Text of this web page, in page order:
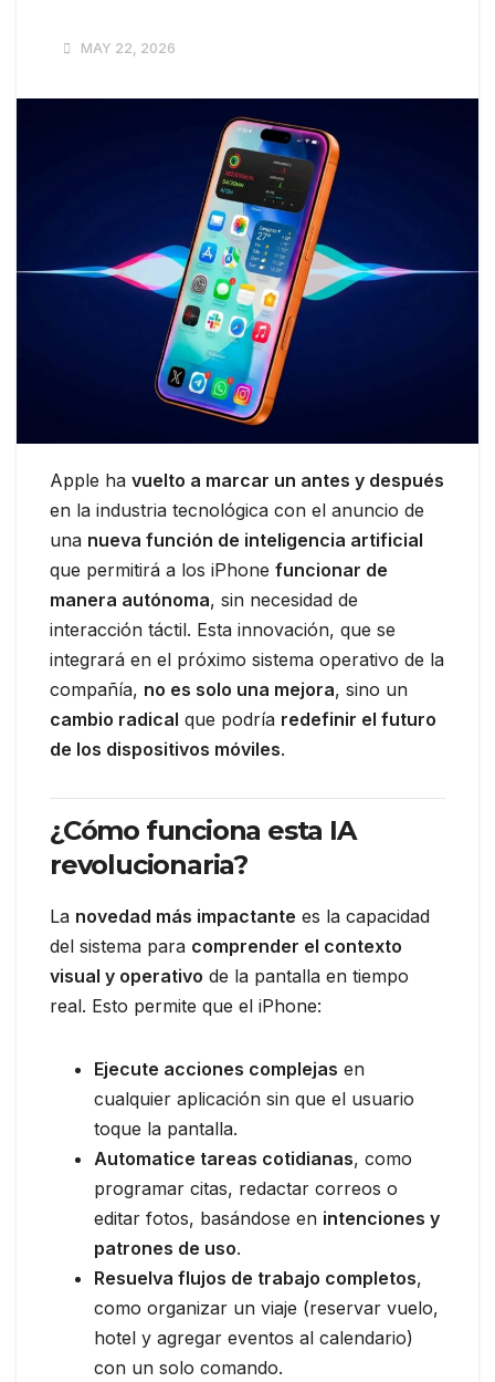
MAY 22, 2026
Apple ha vuelto a marcar un antes y después
en la industria tecnológica con el anuncio de
una nueva función de inteligencia artificial
que permitirá a los iPhone funcionar de
manera autónoma, sin necesidad de
interacción táctil. Esta innovación, que se
integrará en el próximo sistema operativo de la
compañía, no es solo una mejora, sino un
cambio radical que podría redefinir el futuro
de los dispositivos móviles.
¿Cómo funciona esta IA
revolucionaria?
La novedad más impactante es la capacidad
del sistema para comprender el contexto
visual y operativo de la pantalla en tiempo
real. Esto permite que el iPhone:
Ejecute acciones complejas en
cualquier aplicación sin que el usuario
toque la pantalla.
Automatice tareas cotidianas, como
programar citas, redactar correos o
editar fotos, basándose en intenciones y
patrones de uso.
Resuelva flujos de trabajo completos,
como organizar un viaje (reservar vuelo,
hotel y agregar eventos al calendario)
con un solo comando.